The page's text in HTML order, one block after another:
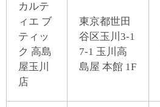
カルテ
ィエ ブ
ティッ
ク 高島
屋玉川
店
東京都世田
谷区玉川3-1
7-1 玉川高
島屋 本館 1F